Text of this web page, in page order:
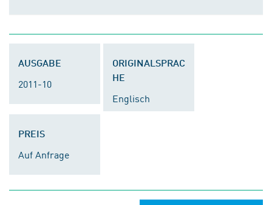
AUSGABE
2011-10
ORIGINALSPRAC
HE
Englisch
PREIS
Auf Anfrage